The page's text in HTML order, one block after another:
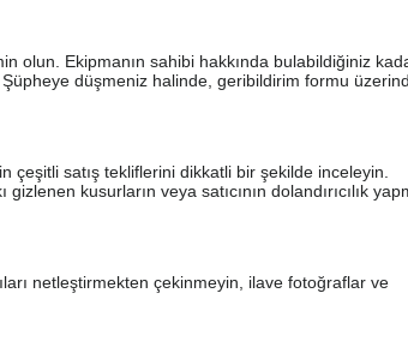
olun. Ekipmanın sahibi hakkında bulabildiğiniz
düşmeniz halinde, geribildirim formu
çeşitli satış tekliflerini dikkatli bir şekilde inceleyin.
kusurların veya satıcının dolandırıcılık
netleştirmekten çekinmeyin, ilave fotoğraflar ve